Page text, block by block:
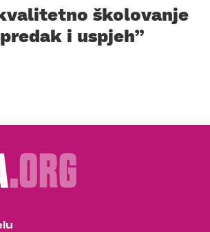
školovanje
i uspjeh”